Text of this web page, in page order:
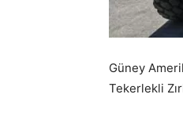
Güney
Tekerlekli